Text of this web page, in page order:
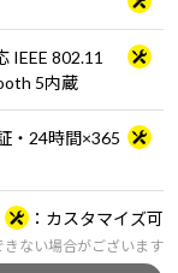
IEEE 802.11
5内蔵
・24時間×365
カスタマイズ可
ない場合がございます